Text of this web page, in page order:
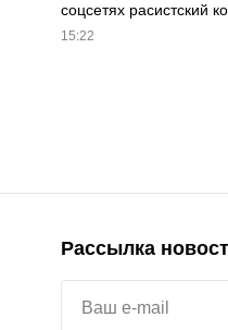
соцсетях расистский
15:22
Рассылка